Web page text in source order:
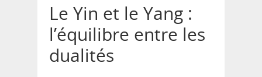
Le Yin et le Yang :
l’équilibre entre les
dualités